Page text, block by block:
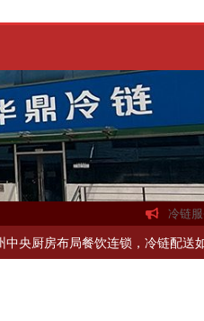
冷链
饮连锁，冷链配送如何打通关键一